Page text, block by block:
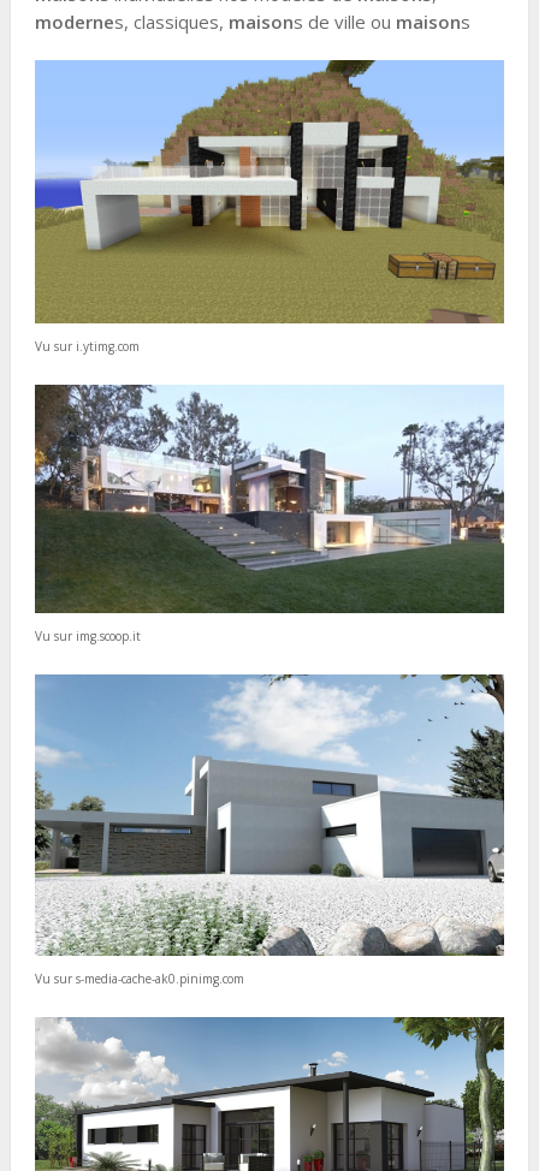
modernes, classiques, maisons de ville ou maisons
Vu sur i.ytimg.com
Vu sur img.scoop.it
Vu sur s-media-cache-ak0.pinimg.com